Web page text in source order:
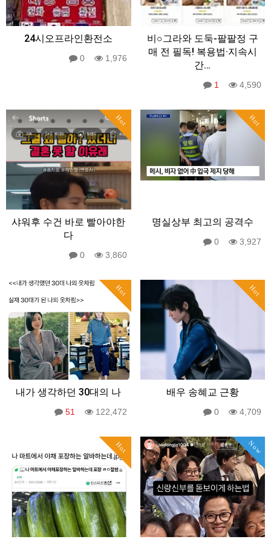
24시오프라인환전소
0 1,976
비○그라와 도둑-팔팔정 구
매 전 필독! 복용법·지속시
간…
1 4,590
Hot
샤워후 수건 바로 빨아야한
다
0 3,860
Hot
명실상부 최고의 공격수
0 3,927
Hot
내가 생각하던 30대의 나
51 122,472
Hot
배우 송혜교 근황
0 4,709
Hot Now